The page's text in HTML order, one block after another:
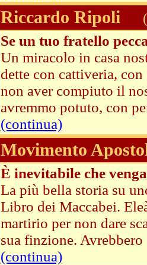
Riccardo Ripoli
Se un tuo fratello
Un miracolo in casa
dette con cattiveria,
non aver compiuto il
avremmo potuto, con
(continua)
Movimento
È inevitabile che
La più bella storia su
Libro dei Maccabei.
martirio per non dare
sua finzione. Avrebbero
(continua)